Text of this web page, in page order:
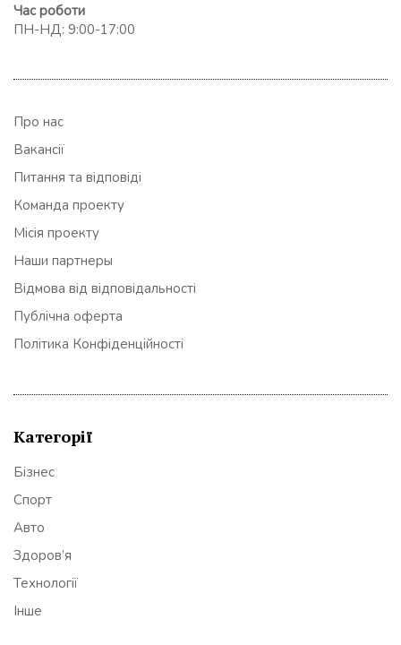
Час роботи
ПН-НД: 9:00-17:00
Про нас
Вакансії
Питання та відповіді
Команда проекту
Місія проекту
Наши партнеры
Відмова від відповідальності
Публічна оферта
Політика Конфіденційності
Категорії
Бізнес
Спорт
Авто
Здоров’я
Технології
Інше